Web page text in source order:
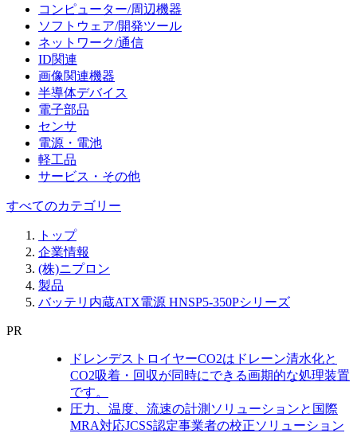
コンピューター/周辺機器
ソフトウェア/開発ツール
ネットワーク/通信
ID関連
画像関連機器
半導体デバイス
電子部品
センサ
電源・電池
軽工品
サービス・その他
すべてのカテゴリー
トップ
企業情報
(株)ニプロン
製品
バッテリ内蔵ATX電源 HNSP5-350Pシリーズ
PR
ドレンデストロイヤーCO2はドレーン清水化と
CO2吸着・回収が同時にできる画期的な処理装置
です。
圧力、温度、流速の計測ソリューションと国際
MRA対応JCSS認定事業者の校正ソリューション